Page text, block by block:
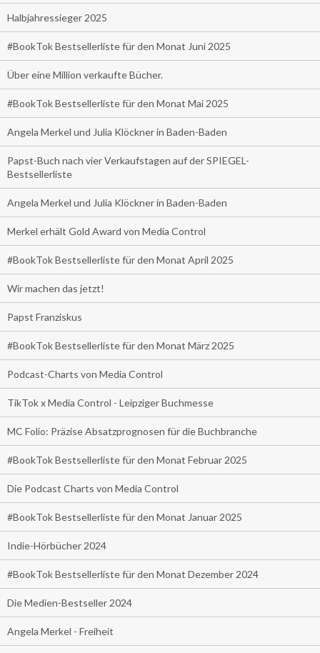
Halbjahressieger 2025
#BookTok Bestsellerliste für den Monat Juni 2025
Über eine Million verkaufte Bücher.
#BookTok Bestsellerliste für den Monat Mai 2025
Angela Merkel und Julia Klöckner in Baden-Baden
Papst-Buch nach vier Verkaufstagen auf der SPIEGEL-
Bestsellerliste
Angela Merkel und Julia Klöckner in Baden-Baden
Merkel erhält Gold Award von Media Control
#BookTok Bestsellerliste für den Monat April 2025
Wir machen das jetzt!
Papst Franziskus
#BookTok Bestsellerliste für den Monat März 2025
Podcast-Charts von Media Control
TikTok x Media Control - Leipziger Buchmesse
MC Folio: Präzise Absatzprognosen für die Buchbranche
#BookTok Bestsellerliste für den Monat Februar 2025
Die Podcast Charts von Media Control
#BookTok Bestsellerliste für den Monat Januar 2025
Indie-Hörbücher 2024
#BookTok Bestsellerliste für den Monat Dezember 2024
Die Medien-Bestseller 2024
Angela Merkel - Freiheit